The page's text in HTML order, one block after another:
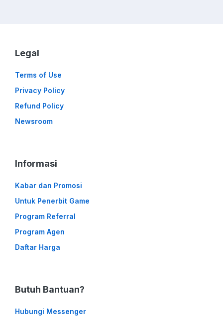
Legal
Terms of Use
Privacy Policy
Refund Policy
Newsroom
Informasi
Kabar dan Promosi
Untuk Penerbit Game
Program Referral
Program Agen
Daftar Harga
Butuh Bantuan?
Hubungi Messenger